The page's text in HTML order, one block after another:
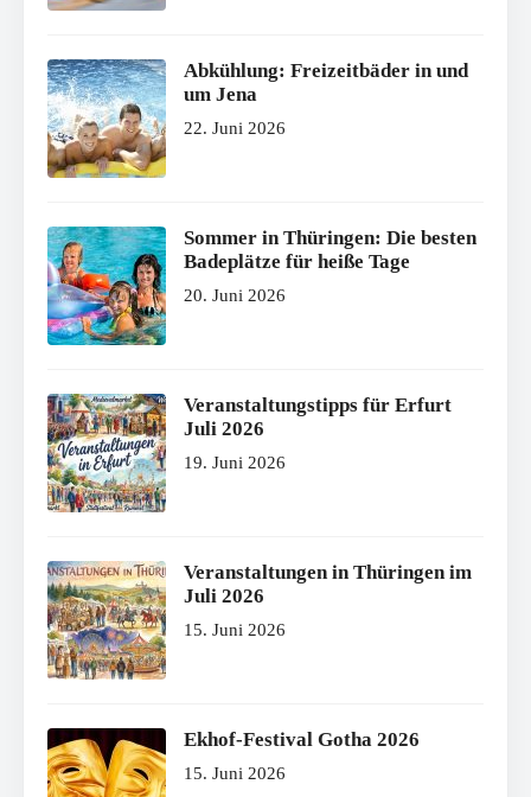
Abkühlung: Freizeitbäder in und
um Jena
22. Juni 2026
Sommer in Thüringen: Die besten
Badeplätze für heiße Tage
20. Juni 2026
Veranstaltungstipps für Erfurt
Juli 2026
19. Juni 2026
Veranstaltungen in Thüringen im
Juli 2026
15. Juni 2026
Ekhof-Festival Gotha 2026
15. Juni 2026